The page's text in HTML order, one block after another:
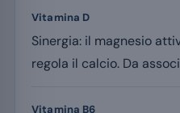
Vitamina D
Sinergia: il magnesio
regola il calcio. Da
Vitamina B6